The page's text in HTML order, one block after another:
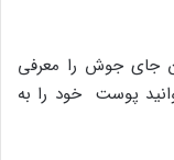
جای جوش را معرفی
پوست خود را به